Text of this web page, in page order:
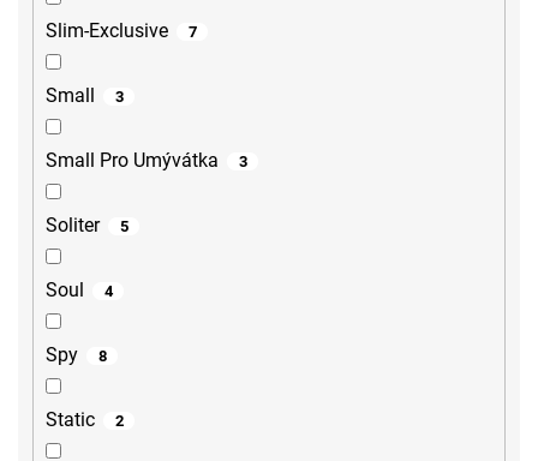
Slim-Exclusive 7
Small 3
Small Pro Umývátka 3
Soliter 5
Soul 4
Spy 8
Static 2